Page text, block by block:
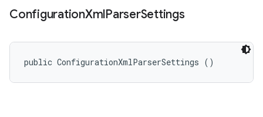
ConfigurationXmlParserSettings
public ConfigurationXmlParserSettings ()